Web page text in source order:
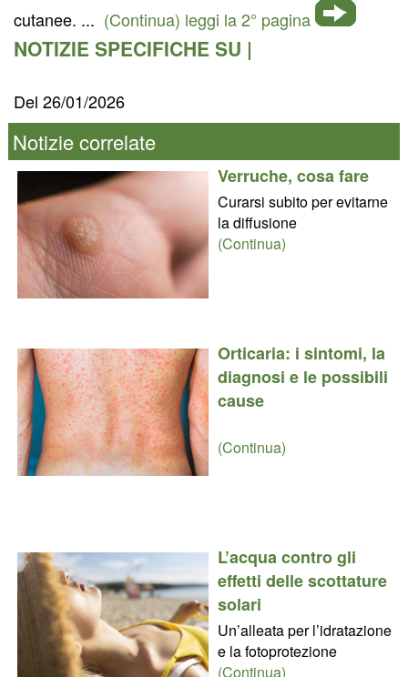
cutanee. ... (Continua) leggi la 2° pagina
NOTIZIE SPECIFICHE SU |
Del 26/01/2026
Notizie correlate
Verruche, cosa fare
Curarsi subito per evitarne
la diffusione
(Continua)
Orticaria: i sintomi, la
diagnosi e le possibili
cause
(Continua)
L’acqua contro gli
effetti delle scottature
solari
Un’alleata per l’idratazione
e la fotoprotezione
(Continua)